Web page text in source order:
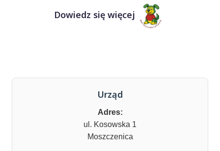
Dowiedz się więcej
Urząd
Adres:
ul. Kosowska 1
Moszczenica